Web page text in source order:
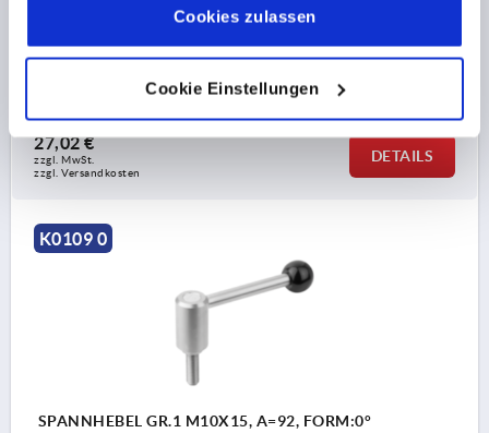
Datenschutz|AGB
Cookies zulassen
Cookie Einstellungen
H1=4,5
H2=37 H4=49,5 ZÄHNEZAHL =22
K0109.1082X60
27,02 €
zzgl. MwSt.
zzgl. Versandkosten
DETAILS
K0109 0
SPANNHEBEL GR.1 M10X15, A=92, FORM:0°